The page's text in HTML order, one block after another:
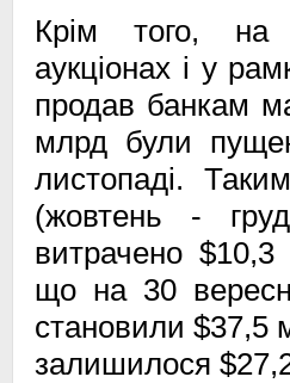
Крім того, на
аукціонах і у
продав банкам
млрд були
листопаді.
(жовтень -
витрачено
що на 30
становили $37,5
залишилося